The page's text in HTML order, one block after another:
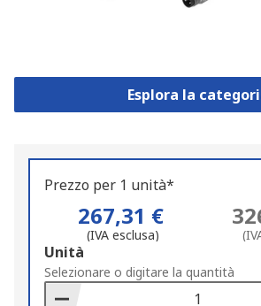
Esplora la
Prezzo per 1 unità*
267,31 €
(IVA esclusa)
Add
to
Basket
Unità
Selezionare o digitare la quantità